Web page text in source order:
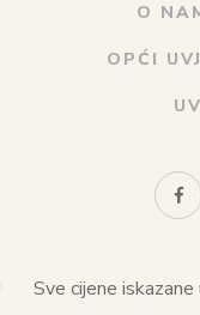
O
OPĆI
Sve cijene